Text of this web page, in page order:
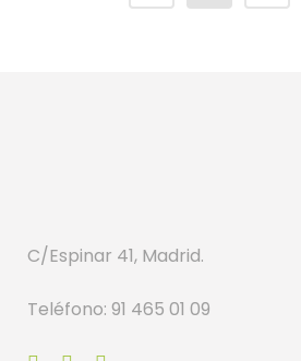
C/Espinar 41, Madrid.
Teléfono: 91 465 01 09